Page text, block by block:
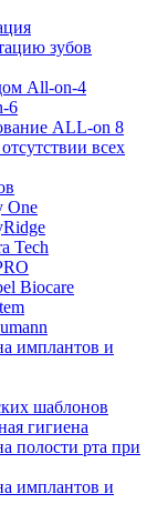
зубов
All-on-4
6
ALL-on 8
всех
One
Tech
Biocare
имплантов и
шаблонов
гигиена
полости рта при
имплантов и